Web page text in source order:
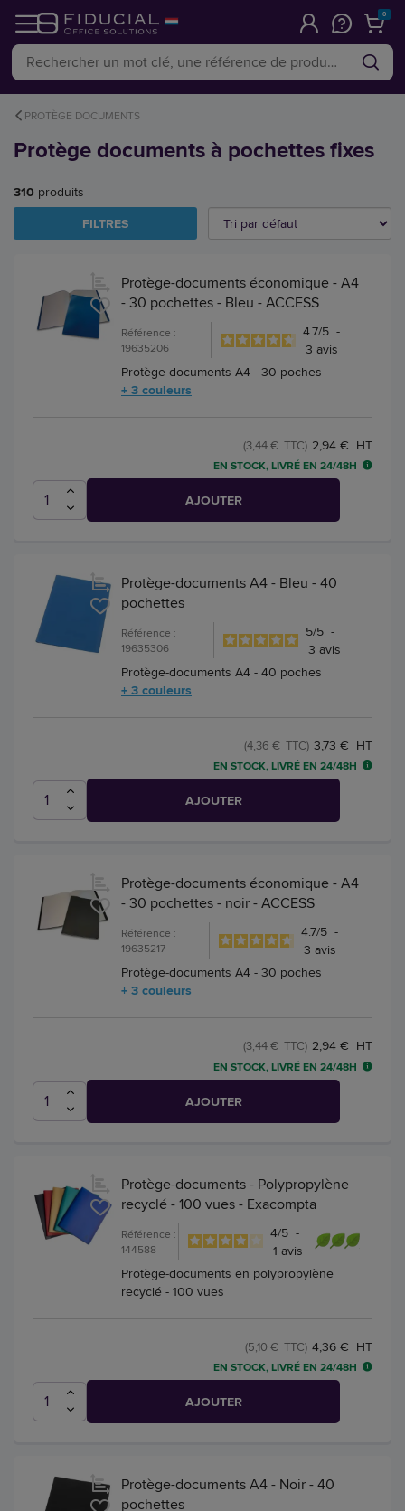
0
PROTÈGE DOCUMENTS
Protège documents à pochettes fixes
310 produits
FILTRES
Protège-documents économique - A4
- 30 pochettes - Bleu - ACCESS
Référence :
19635206
4.7/5 -
3 avis
Protège-documents A4 - 30 poches
+ 3 couleurs
2,94 € HT
(3,44 € TTC)
EN STOCK, LIVRÉ EN 24/48H
AJOUTER
Protège-documents A4 - Bleu - 40
pochettes
Référence :
19635306
5/5 -
3 avis
Protège-documents A4 - 40 poches
+ 3 couleurs
3,73 € HT
(4,36 € TTC)
EN STOCK, LIVRÉ EN 24/48H
AJOUTER
Protège-documents économique - A4
- 30 pochettes - noir - ACCESS
Référence :
19635217
4.7/5 -
3 avis
Protège-documents A4 - 30 poches
+ 3 couleurs
2,94 € HT
(3,44 € TTC)
EN STOCK, LIVRÉ EN 24/48H
AJOUTER
Protège-documents - Polypropylène
recyclé - 100 vues - Exacompta
Référence :
144588
4/5 -
1 avis
Protège-documents en polypropylène
recyclé - 100 vues
4,36 € HT
(5,10 € TTC)
EN STOCK, LIVRÉ EN 24/48H
AJOUTER
Protège-documents A4 - Noir - 40
pochettes